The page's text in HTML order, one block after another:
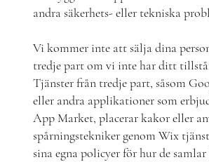
andra säkerhets- eller tekniska
Vi kommer inte att sälja dina
tredje part om vi inte har ditt
Tjänster från tredje part, såsom
eller andra applikationer som
App Market, placerar kakor eller
spårningstekniker genom Wix
sina egna policyer för hur de